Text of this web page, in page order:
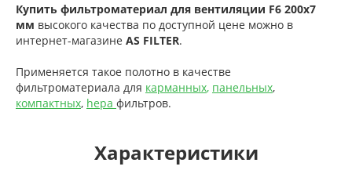
Купить фильтроматериал для вентиляции F6 200x7
мм высокого качества по доступной цене можно в
интернет-магазине AS FILTER.
Применяется такое полотно в качестве
фильтроматериала для карманных, панельных,
компактных, hepa фильтров.
Характеристики